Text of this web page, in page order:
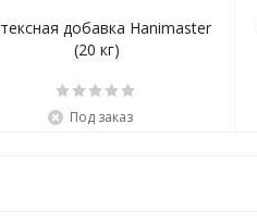
добавка Hanimaster
(20 кг)
Под заказ